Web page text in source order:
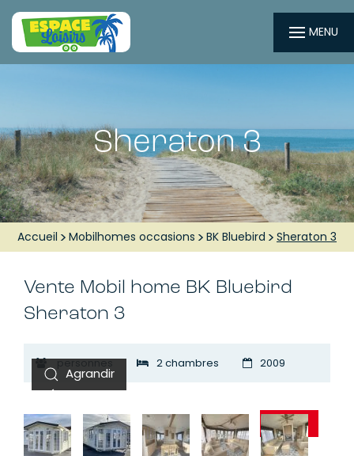
MENU
Sheraton 3
Accueil Mobilhomes occasions BK Bluebird Sheraton 3
Vente Mobil home BK Bluebird
Sheraton 3
personnes 2 chambres 2009
VENDU